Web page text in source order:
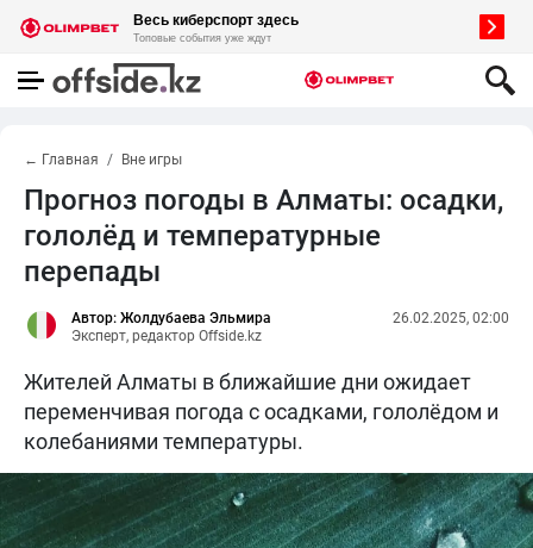
← Главная Вне игры
Прогноз погоды в Алматы: осадки,
гололёд и температурные
перепады
Автор: Жолдубаева Эльмира
Эксперт, редактор Offside.kz
26.02.2025, 02:00
Жителей Алматы в ближайшие дни ожидает
переменчивая погода с осадками, гололёдом и
колебаниями температуры.